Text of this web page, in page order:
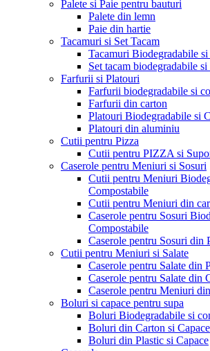
Palete si Paie pentru bauturi
Palete din lemn
Paie din hartie
Tacamuri si Set Tacam
Tacamuri Biodegradabile
Set tacam biodegradabile
Farfurii si Platouri
Farfurii biodegradabile si
Farfurii din carton
Platouri Biodegradabile si
Platouri din aluminiu
Cutii pentru Pizza
Cutii pentru PIZZA si
Caserole pentru Meniuri si Sosuri
Cutii pentru Meniuri
Compostabile
Cutii pentru Meniuri din
Caserole pentru Sosuri
Compostabile
Caserole pentru Sosuri din
Cutii pentru Meniuri si Salate
Caserole pentru Salate din
Caserole pentru Salate din
Caserole pentru Meniuri
Boluri si capace pentru supa
Boluri Biodegradabile si
Boluri din Carton si Capace
Boluri din Plastic si Capace